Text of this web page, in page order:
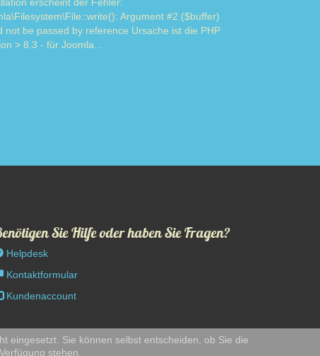
Argument #2 ($buffer)
not be passed by reference Ursache ist die PHP
> 8.3 - für Joomla...
Sie Hilfe oder haben Sie Fragen?
Helpdesk
Kontaktformular
Kundenaccount
eingesetzt. Sie können selbst entscheiden, ob Sie die
stehen.